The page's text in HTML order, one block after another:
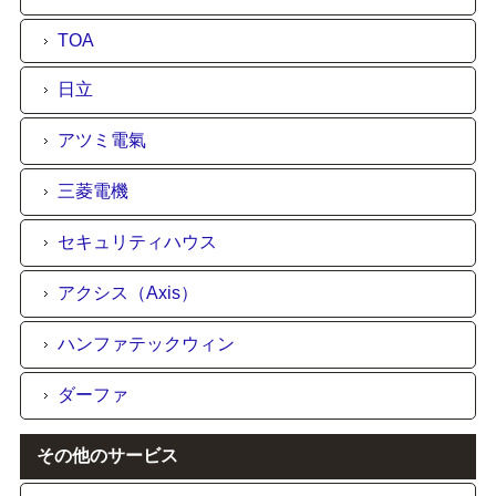
TOA
日立
アツミ電氣
三菱電機
セキュリティハウス
アクシス（Axis）
ハンファテックウィン
ダーファ
その他のサービス